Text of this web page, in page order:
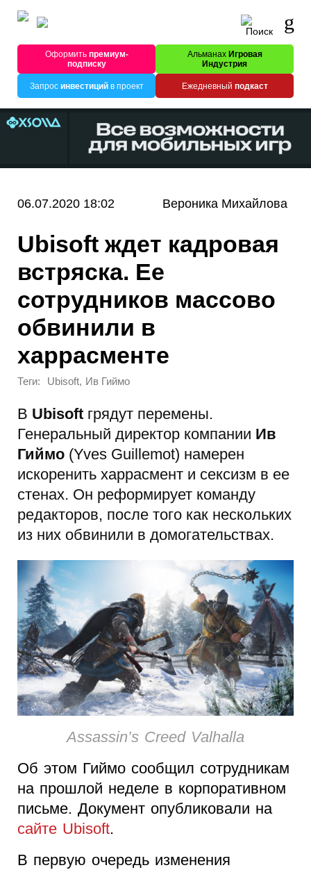
Оформитьпремиум-
подписку
Альманах Игровая
Индустрия
Запрос инвестицийв проект Ежедневный подкаст
06.07.2020 18:02 Вероника Михайлова
Ubisoft ждет кадровая
встряска. Ее
сотрудников массово
обвинили в
харрасменте
Теги: Ubisoft, Ив Гиймо
В Ubisoft грядут перемены.
Генеральный директор компании Ив
Гиймо (Yves Guillemot) намерен
искоренить харрасмент и сексизм в ее
стенах. Он реформирует команду
редакторов, после того как нескольких
из них обвинили в домогательствах.
Assassin’s Creed Valhalla
Об этом Гиймо сообщил сотрудникам
на прошлой неделе в корпоративном
письме. Документ опубликовали на
сайте Ubisoft.
В первую очередь изменения